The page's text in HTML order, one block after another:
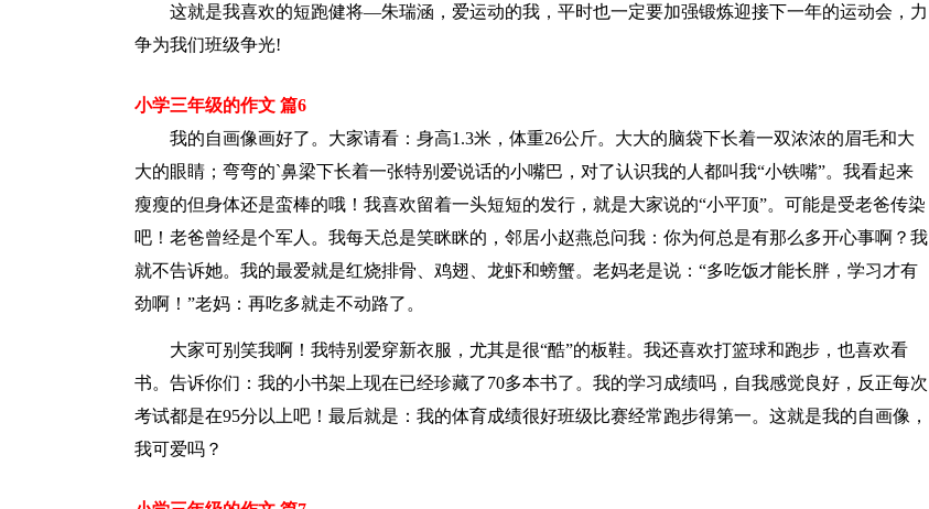
这就是我喜欢的短跑健将—朱瑞涵，爱运动的我，平时也一定要加强锻炼迎接下一年的运动会，力
争为我们班级争光!
小学三年级的作文 篇6
我的自画像画好了。大家请看：身高1.3米，体重26公斤。大大的脑袋下长着一双浓浓的眉毛和大
大的眼睛；弯弯的`鼻梁下长着一张特别爱说话的小嘴巴，对了认识我的人都叫我“小铁嘴”。我看起来
瘦瘦的但身体还是蛮棒的哦！我喜欢留着一头短短的发行，就是大家说的“小平顶”。可能是受老爸传染
吧！老爸曾经是个军人。我每天总是笑眯眯的，邻居小赵燕总问我：你为何总是有那么多开心事啊？我
就不告诉她。我的最爱就是红烧排骨、鸡翅、龙虾和螃蟹。老妈老是说：“多吃饭才能长胖，学习才有
劲啊！”老妈：再吃多就走不动路了。
大家可别笑我啊！我特别爱穿新衣服，尤其是很“酷”的板鞋。我还喜欢打篮球和跑步，也喜欢看
书。告诉你们：我的小书架上现在已经珍藏了70多本书了。我的学习成绩吗，自我感觉良好，反正每次
考试都是在95分以上吧！最后就是：我的体育成绩很好班级比赛经常跑步得第一。这就是我的自画像，
我可爱吗？